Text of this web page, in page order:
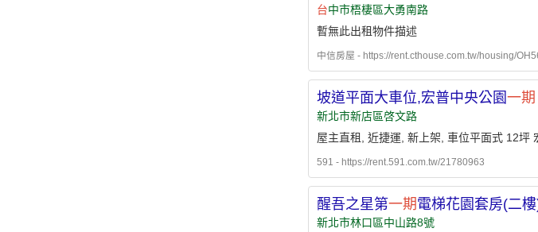
台中市梧棲區大勇南路
暫無此出租物件描述
中信房屋 - https://rent.cthouse.com.tw/housing/
坡道平面大車位,宏普中央公園一期
新北市新店區啓文路
屋主直租, 近捷運, 新上架, 車位平面式 12坪
591 - https://rent.591.com.tw/21780963
醒吾之星第一期電梯花園套房(二
新北市林口區中山路8號